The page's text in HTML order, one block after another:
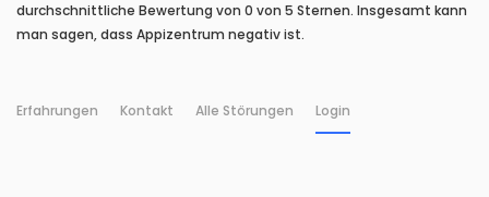
durchschnittliche Bewertung von 0 von 5 Sternen. Insgesamt kann
man sagen, dass Appizentrum negativ ist.
Erfahrungen Kontakt Alle Störungen Login